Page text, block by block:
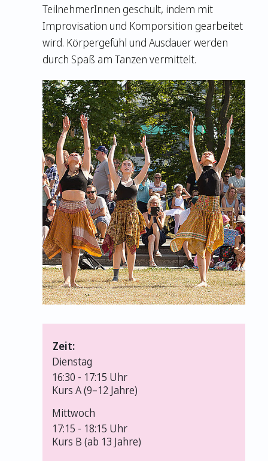
TeilnehmerInnen geschult, indem mit
Improvisation und Komporsition gearbeitet
wird. Körpergefühl und Ausdauer werden
durch Spaß am Tanzen vermittelt.
Zeit:
Dienstag
16:30 - 17:15 Uhr
Kurs A (9–12 Jahre)
Mittwoch
17:15 - 18:15 Uhr
Kurs B (ab 13 Jahre)